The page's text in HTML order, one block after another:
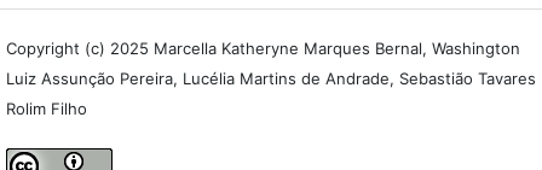
Copyright (c) 2025 Marcella Katheryne Marques Bernal, Washington
Luiz Assunção Pereira, Lucélia Martins de Andrade, Sebastião Tavares
Rolim Filho